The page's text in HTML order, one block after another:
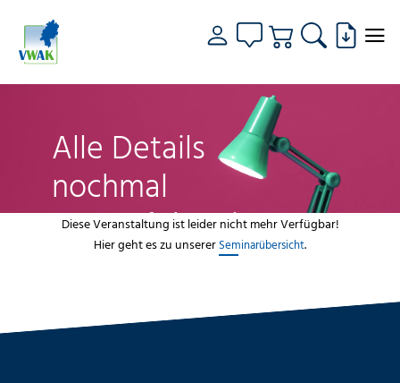
Alle Details
nochmal
genau fokussiert
Diese Veranstaltung ist leider nicht mehr Verfügbar!
Hier geht es zu unserer Seminarübersicht.